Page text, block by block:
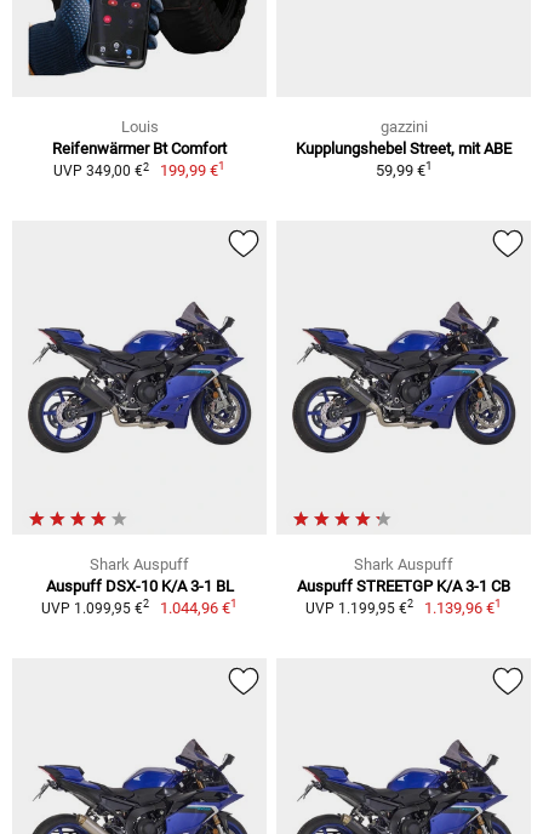
Louis
Reifenwärmer Bt Comfort
UVP 349,00 €2 199,99 €1
gazzini
Kupplungshebel Street, mit ABE
59,99 €1
Shark Auspuff
Auspuff DSX-10 K/A 3-1 BL
UVP 1.099,95 €2 1.044,96 €1
Shark Auspuff
Auspuff STREETGP K/A 3-1 CB
UVP 1.199,95 €2 1.139,96 €1